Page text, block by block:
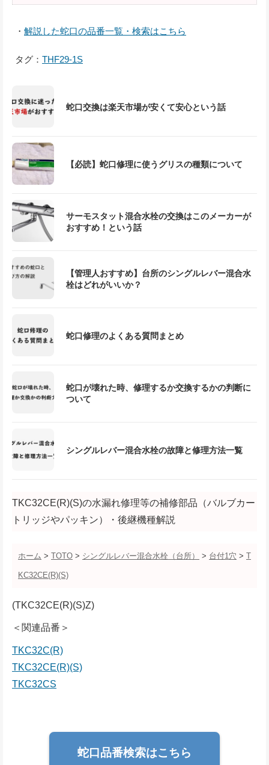
・ 解説した蛇口の品番一覧・検索はこちら
タグ： THF29-1S
蛇口交換は楽天市場が安くて安心という話
【必読】蛇口修理に使うグリスの種類について
サーモスタット混合水栓の交換はこのメーカーが
おすすめ！という話
【管理人おすすめ】台所のシングルレバー混合水
栓はどれがいいか？
蛇口修理のよくある質問まとめ
蛇口が壊れた時、修理するか交換するかの判断に
ついて
シングルレバー混合水栓の故障と修理方法一覧
TKC32CE(R)(S)の水漏れ修理等の補修部品（バルブカー
トリッジやパッキン）・後継機種解説
ホーム > TOTO > シングルレバー混合水栓（台所） > 台付1穴 > T
KC32CE(R)(S)
(TKC32CE(R)(S)Z)
＜関連品番＞
TKC32C(R)
TKC32CE(R)(S)
TKC32CS
蛇口品番検索はこちら